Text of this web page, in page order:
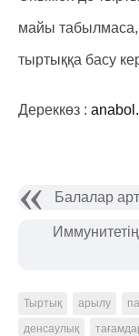
майы табылмаса,
тыртыққа басу
Дереккөз :
Балалар
Тыртық арылу
денсаулық